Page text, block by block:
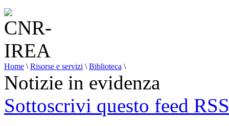
Home \ Risorse e servizi \ Biblioteca \
Notizie in evidenza
Sottoscrivi questo feed RSS